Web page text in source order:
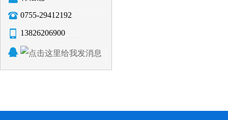
0755-29412192
13826206900